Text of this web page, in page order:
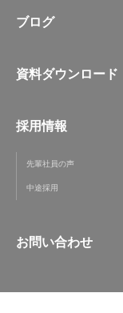
ブログ
資料ダウンロード
採用情報
先輩社員の声
中途採用
お問い合わせ